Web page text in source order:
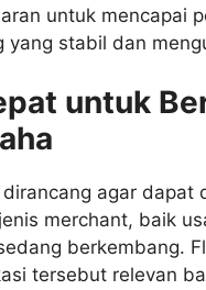
untuk mencapai
yang stabil dan
untuk
agar dapat
merchant, baik
berkembang.
tersebut relevan